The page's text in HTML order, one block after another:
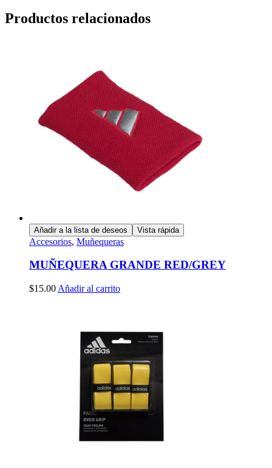
Productos relacionados
Añadir a la lista de deseos Vista rápida
Accesorios, Muñequeras
MUÑEQUERA GRANDE RED/GREY
$15.00 Añadir al carrito